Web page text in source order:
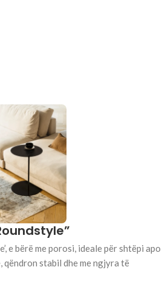
e bërë me porosi, ideale për shtëpi apo
stabil dhe me ngjyra të